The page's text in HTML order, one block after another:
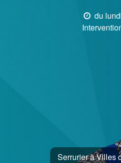
du
Serrurier à Villes